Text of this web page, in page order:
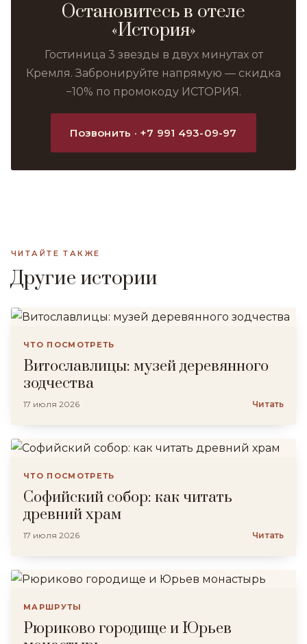
Остановитесь в отеле
«История»
Гостиница 3 звезды в двух минутах от
Кремля. Забронируйте напрямую — скидка
−10% по промокоду ИСТОРИЯ.
Позвонить · +7 991 493-09-97
ЧИТАЙТЕ ТАКЖЕ
Другие истории
ЧТО ПОСМОТРЕТЬ
Витославлицы: музей деревянного
зодчества
17 июля 2026 Читать
ЧТО ПОСМОТРЕТЬ
Софийский собор: как читать
древний храм
17 июля 2026 Читать
МАРШРУТЫ
Рюриково городище и Юрьев